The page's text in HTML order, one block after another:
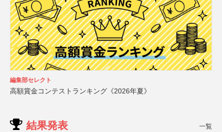
編集部セレクト
高額賞金コンテストランキング《2026年夏》
結果発表 一覧